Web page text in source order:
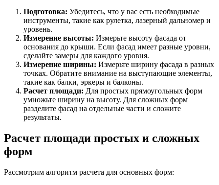
Подготовка: Убедитесь, что у вас есть необходимые
инструменты, такие как рулетка, лазерный дальномер и
уровень.
Измерение высоты: Измерьте высоту фасада от
основания до крыши. Если фасад имеет разные уровни,
сделайте замеры для каждого уровня.
Измерение ширины: Измерьте ширину фасада в разных
точках. Обратите внимание на выступающие элементы,
такие как балки, эркеры и балконы.
Расчет площади: Для простых прямоугольных форм
умножьте ширину на высоту. Для сложных форм
разделите фасад на отдельные части и сложите
результаты.
Расчет площади простых и сложных
форм
Рассмотрим алгоритм расчета для основных форм: